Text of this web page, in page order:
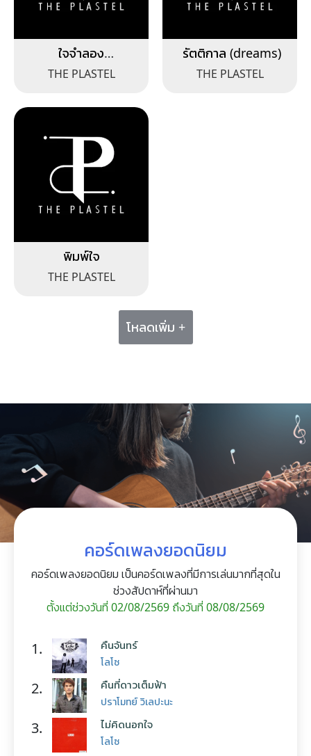
ใจจำลอง
(imagination)
THE PLASTEL
รัตติกาล (dreams)
THE PLASTEL
พิมพ์ใจ
THE PLASTEL
โหลดเพิ่ม +
คอร์ดเพลงยอดนิยม
คอร์ดเพลงยอดนิยม เป็นคอร์ดเพลงที่มีการเล่นมากที่สุดใน
ช่วงสัปดาห์ที่ผ่านมา
ตั้งแต่ช่วงวันที่ 02/08/2569 ถึงวันที่ 08/08/2569
1. คืนจันทร์
โลโซ
2. คืนที่ดาวเต็มฟ้า
ปราโมทย์ วิเลปะนะ
3. ไม่คิดนอกใจ
โลโซ